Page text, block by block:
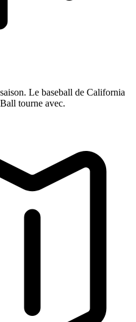
Le baseball de California
tourne avec.